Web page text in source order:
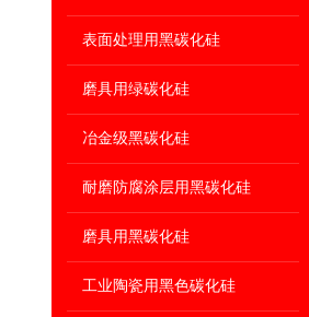
表面处理用黑碳化硅
磨具用绿碳化硅
冶金级黑碳化硅
耐磨防腐涂层用黑碳化硅
磨具用黑碳化硅
工业陶瓷用黑色碳化硅